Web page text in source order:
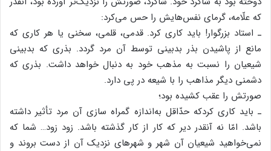
که علّامه، گرمای نفس‌هایش را حس می‌کرد:
ـ استاد بزرگوار! باید کاری کرد. قدمی، قلمی، سخنی یا هر کاری که
مانع از پاشیدن بذر بدبینی توسط آن مرد گردد. بذری که بدبینی
شیعیان را نسبت به مذهب خود به دنبال خواهد داشت. بذری که
دشمنی دیگر مذاهب را با شیعه در پی دارد.
صورتش را عقب کشیده بود؛
ـ باید کاری کردکه حدّاقل به‌اندازه گمراه سازی آن مرد تأثیر داشته
باشد. امّا نه آنقدر دیر که کار از کار گذشته باشد. زود زود… شما که
نمی‌خواهید شیعیان آن شهر و شهرهای نزدیک آن از دست بروند و